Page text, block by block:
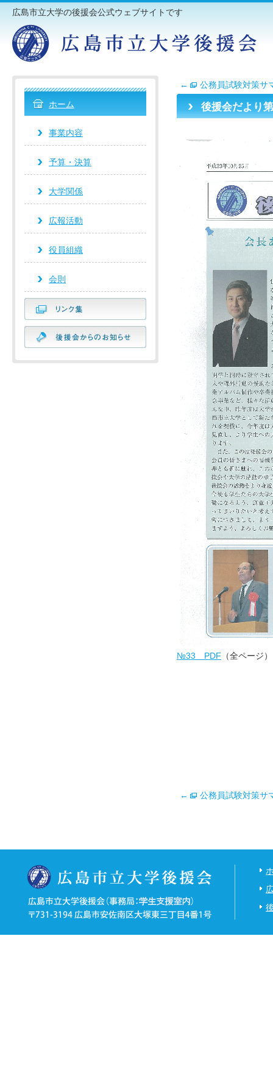
広島市立大学の後援会公式ウェブサイトです
ホーム
事業内容
予算・決算
大学関係
広報活動
役員組織
会則
リンク集
後援会からのお
← 公務員試験対策
後援会だより
№33 PDF （全ページ）
← 公務員試験対策